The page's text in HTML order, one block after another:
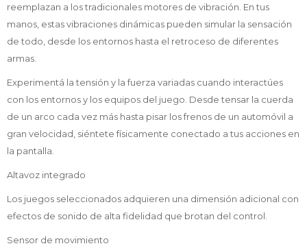
reemplazan a los tradicionales motores de vibración. En tus
manos, estas vibraciones dinámicas pueden simular la sensación
de todo, desde los entornos hasta el retroceso de diferentes
armas.
Experimentá la tensión y la fuerza variadas cuando interactúes
con los entornos y los equipos del juego. Desde tensar la cuerda
de un arco cada vez más hasta pisar los frenos de un automóvil a
gran velocidad, siéntete físicamente conectado a tus acciones en
la pantalla.
Altavoz integrado
Los juegos seleccionados adquieren una dimensión adicional con
efectos de sonido de alta fidelidad que brotan del control.
Sensor de movimiento